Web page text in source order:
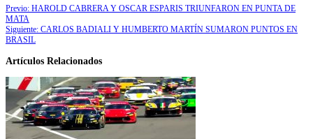
Previo: HAROLD CABRERA Y OSCAR ESPARIS TRIUNFARON EN PUNTA DE
MATA
Siguiente: CARLOS BADIALI Y HUMBERTO MARTÍN SUMARON PUNTOS EN
BRASIL
Artículos Relacionados